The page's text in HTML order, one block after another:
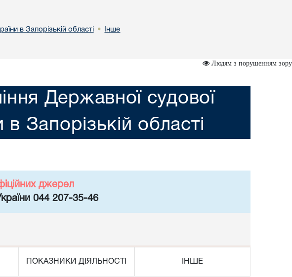
в Запорізькій області • Інше
Людям з порушенням зору
Державної судової
в Запорізькій області
джерел
044 207-35-46
ПОКАЗНИКИ ДІЯЛЬНОСТІ ІНШЕ